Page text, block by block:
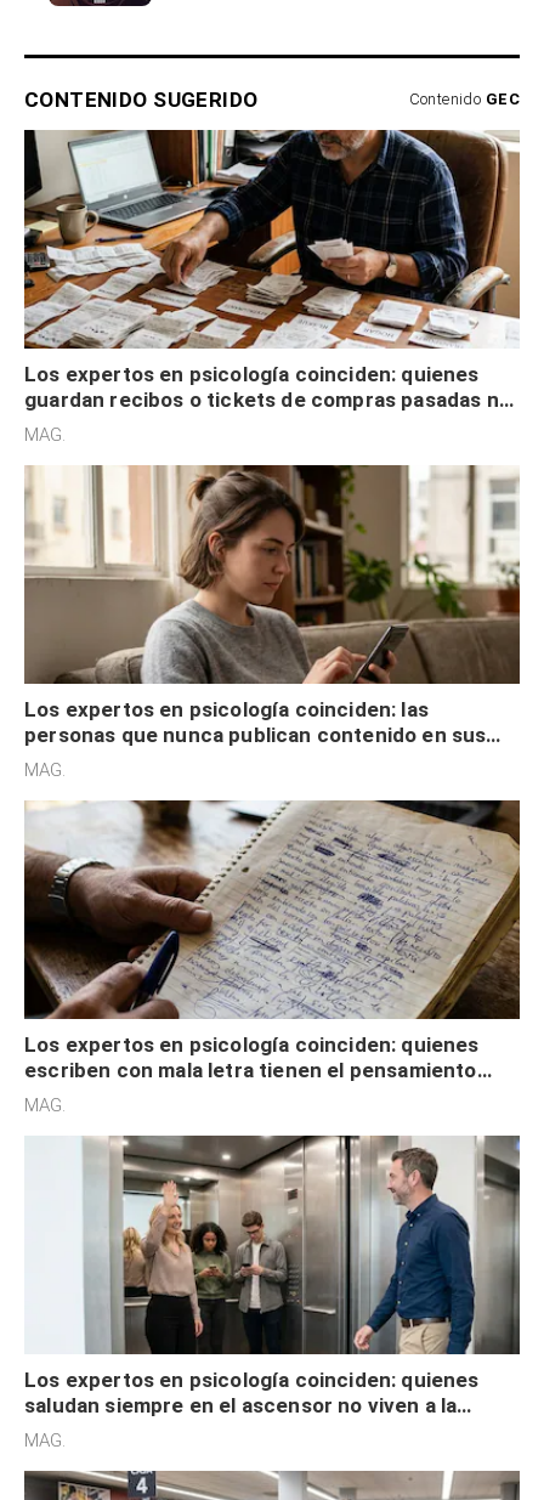
CONTENIDO SUGERIDO Contenido GEC
Los expertos en psicología coinciden: quienes
guardan recibos o tickets de compras pasadas no
son acumuladores, sino que tienen necesidad de
MAG.
Los expertos en psicología coinciden: las
personas que nunca publican contenido en sus
redes sociales no pretenden buscar validación
MAG.
Los expertos en psicología coinciden: quienes
escriben con mala letra tienen el pensamiento
acelerado y no lo hacen por desinterés
MAG.
Los expertos en psicología coinciden: quienes
saludan siempre en el ascensor no viven a la
defensiva y tienen apertura social
MAG.